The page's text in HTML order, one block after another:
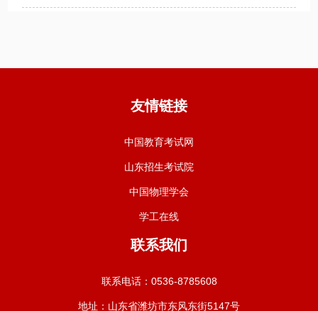
友情链接
中国教育考试网
山东招生考试院
中国物理学会
学工在线
联系我们
联系电话：0536-8785608
地址：山东省潍坊市东风东街5147号